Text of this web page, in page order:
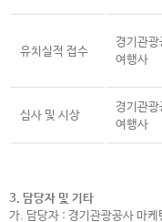
유치실적 접수
경기관
여행사
심사 및 시상
경기관
여행사
3. 담당자 및 기타
가. 담당자 : 경기관광공사 마